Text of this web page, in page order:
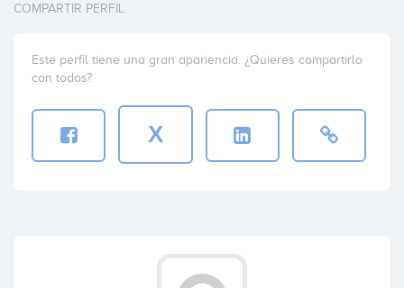
COMPARTIR PERFIL
Este perfil tiene una gran apariencia. ¿Quieres compartirlo
con todos?
X